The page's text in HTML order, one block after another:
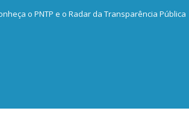
o PNTP e o Radar da Transparência Pública